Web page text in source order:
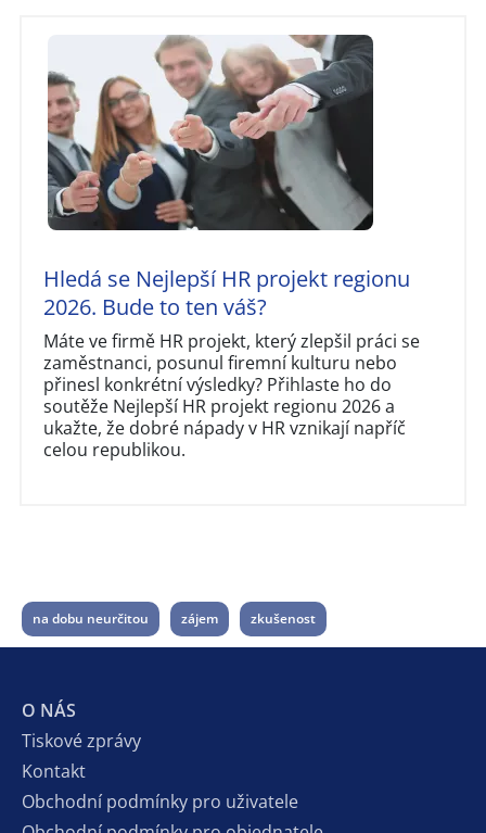
Hledá se Nejlepší HR projekt regionu
2026. Bude to ten váš?
Máte ve firmě HR projekt, který zlepšil práci se
zaměstnanci, posunul firemní kulturu nebo
přinesl konkrétní výsledky? Přihlaste ho do
soutěže Nejlepší HR projekt regionu 2026 a
ukažte, že dobré nápady v HR vznikají napříč
celou republikou.
na dobu neurčitou zájem zkušenost
O NÁS
Tiskové zprávy
Kontakt
Obchodní podmínky pro uživatele